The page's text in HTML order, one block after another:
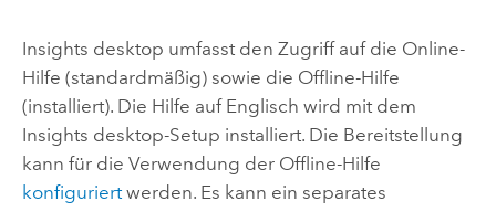
Insights desktop umfasst den Zugriff auf die Online-
Hilfe (standardmäßig) sowie die Offline-Hilfe
(installiert). Die Hilfe auf Englisch wird mit dem
Insights desktop-Setup installiert. Die Bereitstellung
kann für die Verwendung der Offline-Hilfe
konfiguriertwerden. Es kann ein separates